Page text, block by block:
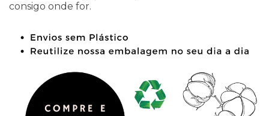
consigo onde for.